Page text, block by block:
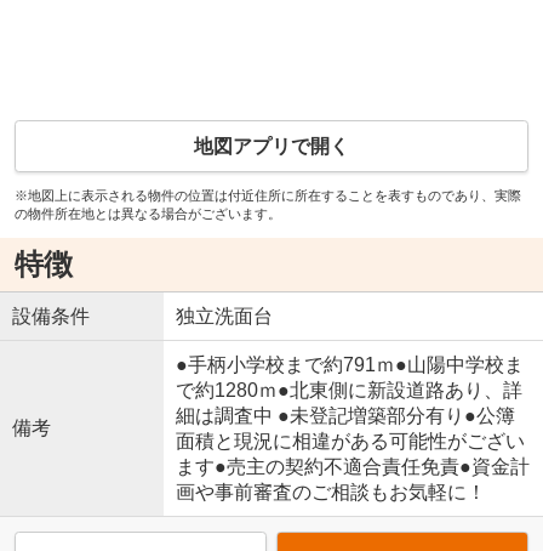
地図アプリで開く
※地図上に表示される物件の位置は付近住所に所在することを表すものであり、実際
の物件所在地とは異なる場合がございます。
特徴
設備条件 独立洗面台
備考
●手柄小学校まで約791ｍ●山陽中学校ま
で約1280ｍ●北東側に新設道路あり、詳
細は調査中 ●未登記増築部分有り●公簿
面積と現況に相違がある可能性がござい
ます●売主の契約不適合責任免責●資金計
画や事前審査のご相談もお気軽に！